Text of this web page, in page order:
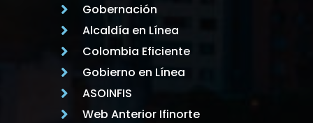
Gobernación
Alcaldía en Línea
Colombia Eficiente
Gobierno en Línea
ASOINFIS
Web Anterior Ifinorte